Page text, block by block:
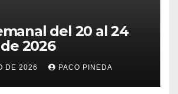
del 20 al 24
2026
DE 2026 PACO PINEDA